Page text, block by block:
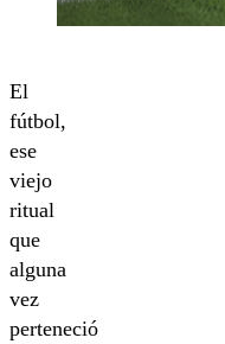
El
fútbol,
ese
viejo
ritual
que
alguna
vez
perteneció